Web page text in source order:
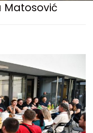
Matosović